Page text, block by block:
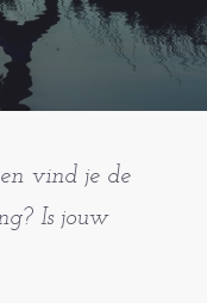
vind je de
Is jouw